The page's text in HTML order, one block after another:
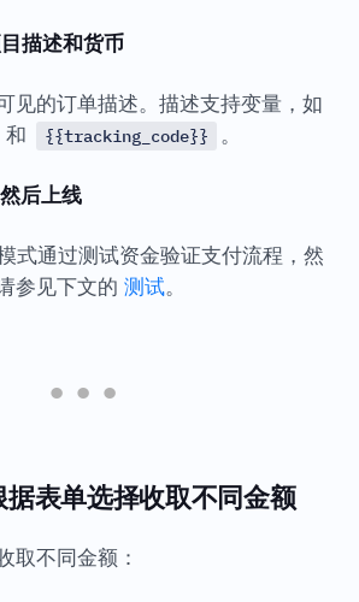
描述和货币
见的订单描述。描述支持变量，如
和 {{tracking_code}} 。
后上线
式通过测试资金验证支付流程，然
参见下文的 测试。
表单选择收取不同金额
取不同金额：